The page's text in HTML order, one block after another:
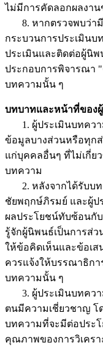
ไม่มีการคัดลอกผลงา
8. หากตรวจพบว่ามี
กระบวนการประเมิน
ประเมินและติดต่อผู้นิ
ประกอบการพิจารณา
บทความนั้น ๆ
บทบาทและหน้าที่ของผู้
1. ผู้ประเมินบทควา
ข้อมูลบางส่วนหรือทุก
แก่บุคคลอื่นๆ ที่ไม่เกี่ย
บทความ
2. หลังจากได้รับบท
ชัยพฤกษ์ภิรมย์ และผู้ป
ผลประโยชน์ทับซ้อนกั
รู้จักผู้นิพนธ์เป็นการส่
ให้ข้อคิดเห็นและข้อเส
ควรแจ้งให้บรรณาธิกา
บทความนั้น ๆ
3. ผู้ประเมินบทควา
ตนมีความเชี่ยวชาญ
บทความที่จะมีต่อประ
คุณภาพของการวิเคร